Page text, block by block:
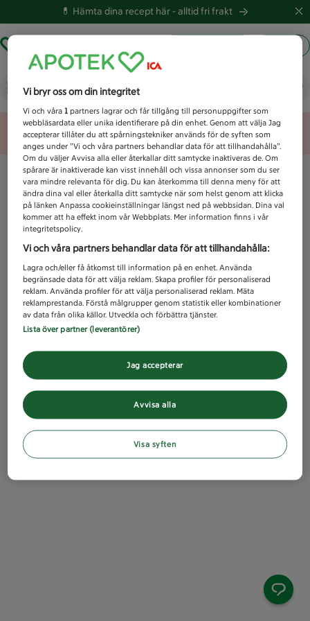
💊 Hämta dina recept här -alltid fri frakt
Vad letar du efter idag?
Unknown error
Vi bryr oss om din integritet
Vi och våra1 partners lagrar och får tillgång till personuppgifter som
webbläsardata eller unika identifierare på din enhet. Genom att välja Jag
accepterar tillåter du att spårningstekniker används för de syften som
anges under ”Vi och våra partners behandlar data för att tillhandahålla”.
Om du väljer Avvisa alla eller återkallar ditt samtycke inaktiveras de. Om
spårare är inaktiverade kan visst innehåll och vissa annonser som du ser
vara mindre relevanta för dig. Du kan återkomma till denna meny för att
ändra dina val eller återkalla ditt samtycke när som helst genom att klicka
på länken Anpassa cookieinställningar längst ned på webbsidan. Dina val
kommer att ha effekt inom vår Webbplats. Mer information finns i vår
integritetspolicy.
Vi och våra partners behandlar data för att tillhandahålla:
Lagra och/eller få åtkomst till information på en enhet. Använda
begränsade data för att välja reklam. Skapa profiler för personaliserad
reklam. Använda profiler för att välja personaliserad reklam. Mäta
reklamprestanda. Förstå målgrupper genom statistik eller kombinationer
av data från olika källor. Utveckla och förbättra tjänster.
Lista över partner (leverantörer)
Avvisa alla
Jag accepterar
Visa syften